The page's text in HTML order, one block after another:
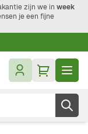
zijn we in week
je een fijne